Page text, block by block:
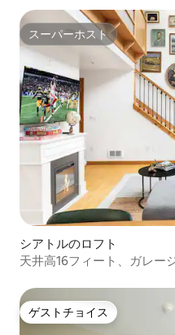
スーパーホスト
スーパーホスト
シアトルのロフト
天井高16フィート、ガレー
ゲストチョイス
ゲストチョイス